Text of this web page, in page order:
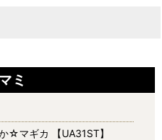
ミ
☆マギカ 【UA31ST】